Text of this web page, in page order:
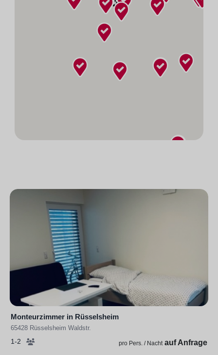
Monteurzimmer in Rüsselsheim
65428 Rüsselsheim Waldstr.
1-2 pro Pers. / Nacht auf Anfrage